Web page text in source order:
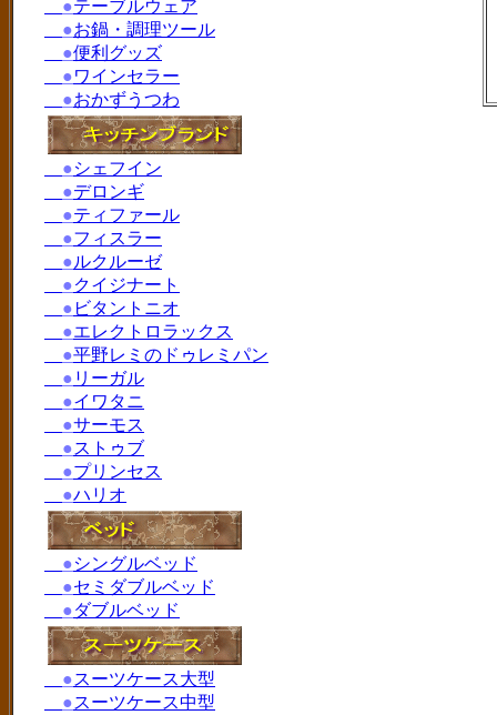
●テーブルウェア
●お鍋・調理ツール
●便利グッズ
●ワインセラー
●おかずうつわ
●シェフイン
●デロンギ
●ティファール
●フィスラー
●ルクルーゼ
●クイジナート
● ビタントニオ
●エレクトロラックス
●平野レミのドゥレミパン
● リーガル
●イワタニ
●サーモス
●ストゥブ
●プリンセス
●ハリオ
●シングルベッド
●セミダブルベッド
●ダブルベッド
●スーツケース大型
●スーツケース中型